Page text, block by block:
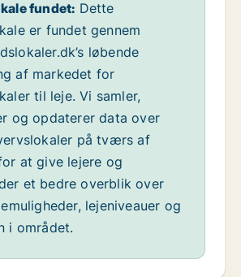
fundet: Dette
er fundet gennem
løbende
af markedet for
til leje. Vi samler,
og opdaterer data over
på tværs af
at give lejere og
et bedre overblik over
lejeniveauer og
i området.